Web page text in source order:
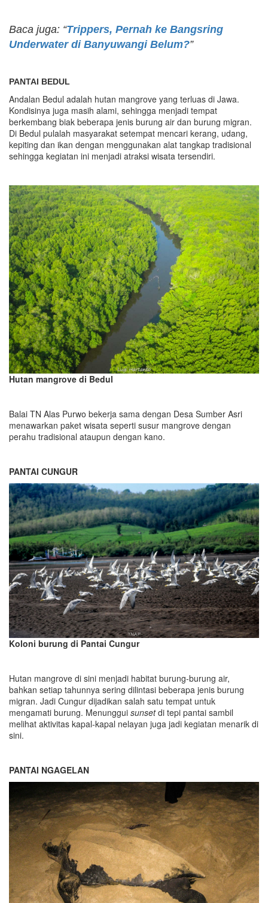
Baca juga: “Trippers, Pernah ke Bangsring
Underwater di Banyuwangi Belum?”
PANTAI BEDUL
Andalan Bedul adalah hutan mangrove yang terluas di Jawa.
Kondisinya juga masih alami, sehingga menjadi tempat
berkembang biak beberapa jenis burung air dan burung migran.
Di Bedul pulalah masyarakat setempat mencari kerang, udang,
kepiting dan ikan dengan menggunakan alat tangkap tradisional
sehingga kegiatan ini menjadi atraksi wisata tersendiri.
Hutan mangrove di Bedul
Balai TN Alas Purwo bekerja sama dengan Desa Sumber Asri
menawarkan paket wisata seperti susur mangrove dengan
perahu tradisional ataupun dengan kano.
PANTAI CUNGUR
Koloni burung di Pantai Cungur
Hutan mangrove di sini menjadi habitat burung-burung air,
bahkan setiap tahunnya sering dilintasi beberapa jenis burung
migran. Jadi Cungur dijadikan salah satu tempat untuk
mengamati burung. Menunggui sunsetdi tepi pantai sambil
melihat aktivitas kapal-kapal nelayan juga jadi kegiatan menarik di
sini.
PANTAI NGAGELAN